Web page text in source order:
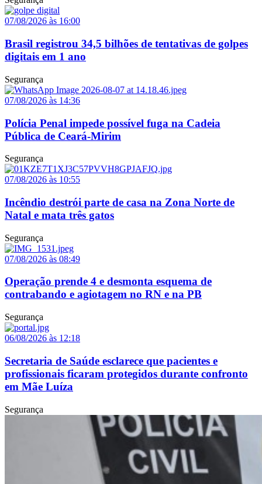
07/08/2026 às 16:00
Brasil registrou 34,5 bilhões de tentativas de golpes
digitais em 1 ano
Segurança
07/08/2026 às 14:36
Polícia Penal impede possível fuga na Cadeia
Pública de Ceará-Mirim
Segurança
07/08/2026 às 10:55
Incêndio destrói parte de casa na Zona Norte de
Natal e mata três gatos
Segurança
07/08/2026 às 08:49
Operação prende 4 e desmonta esquema de
contrabando e agiotagem no RN e na PB
Segurança
06/08/2026 às 12:18
Secretaria de Saúde esclarece que pacientes e
profissionais ficaram protegidos durante confronto
em Mãe Luíza
Segurança